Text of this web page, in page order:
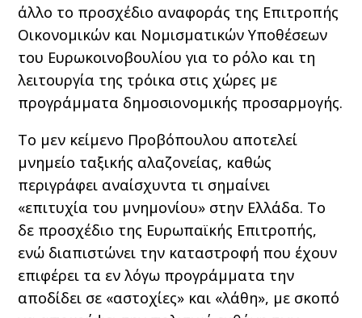
άλλο το προσχέδιο αναφοράς της Επιτροπής
Οικονομικών και Νομισματικών Υποθέσεων
του Ευρωκοινοβουλίου για το ρόλο και τη
λειτουργία της τρόικα στις χώρες με
προγράμματα δημοσιονομικής προσαρμογής.
Το μεν κείμενο Προβόπουλου αποτελεί
μνημείο ταξικής αλαζονείας, καθώς
περιγράφει αναίσχυντα τι σημαίνει
«επιτυχία του μνημονίου» στην Ελλάδα. Το
δε προσχέδιο της Ευρωπαϊκής Επιτροπής,
ενώ διαπιστώνει την καταστροφή που έχουν
επιφέρει τα εν λόγω προγράμματα την
αποδίδει σε «αστοχίες» και «λάθη», με σκοπό